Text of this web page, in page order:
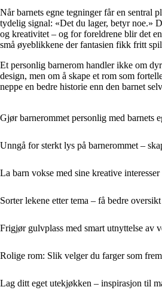
Når barnets egne tegninger får en sentral
tydelig signal: «Det du lager, betyr noe.»
og kreativitet – og for foreldrene blir det
små øyeblikkene der fantasien fikk fritt
Et personlig barnerom handler ikke om
design, men om å skape et rom som
neppe en bedre historie enn den barnet
Gjør barnerommet personlig med barnets
Unngå for sterkt lys på barnerommet –
La barn vokse med sine kreative interesser
Sorter lekene etter tema – få bedre
Frigjør gulvplass med smart utnyttelse av
Rolige rom: Slik velger du farger som
Lag ditt eget utekjøkken – inspirasjon til